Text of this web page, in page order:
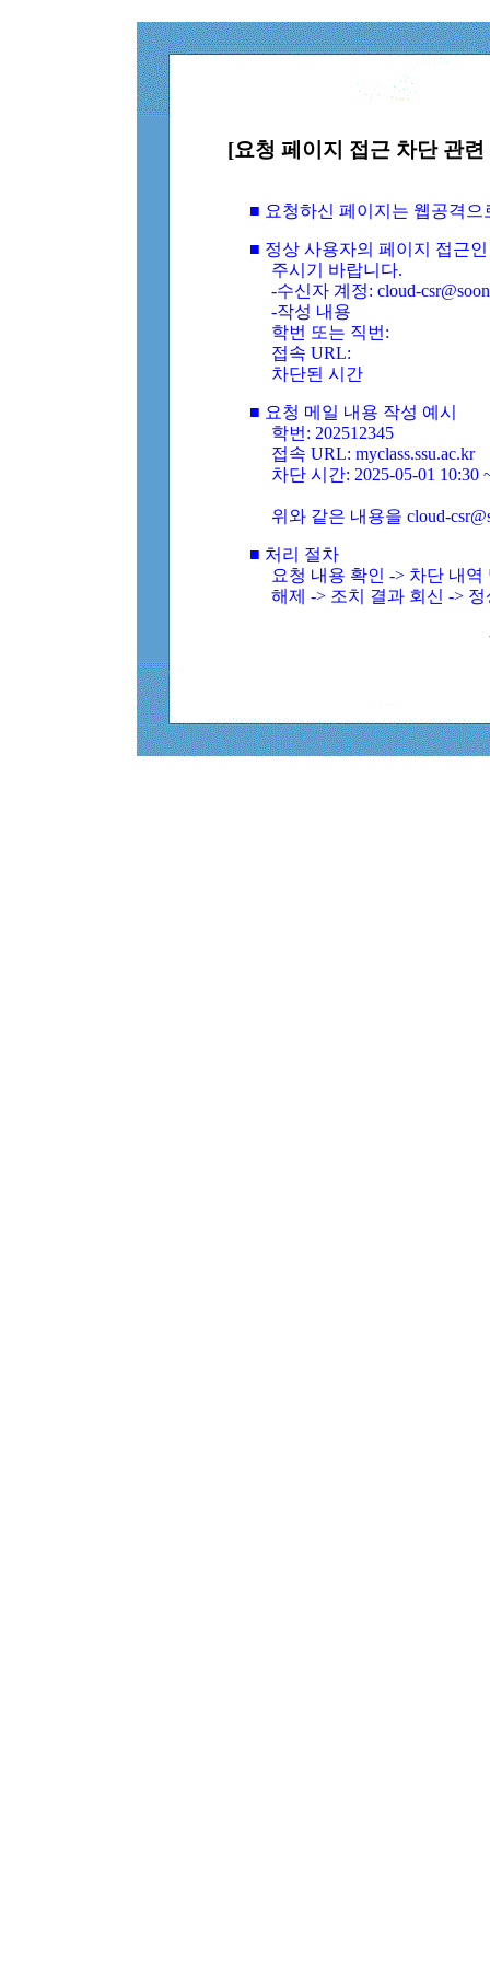
[요청 페이지 접근 차단 관
■ 요청하신 페이지는 웹공격
■ 정상 사용자의 페이지 접근
주시기 바랍니다.
-수신자 계정: cloud-
-작성 내용
학번 또는 직번:
접속 URL:
차단된 시간
■ 요청 메일 내용 작성 예시
학번: 202512345
접속 URL: myclass.ssu.ac.kr
차단 시간: 2025-05-01 10:30
위와 같은 내용을 cloud-
■ 처리 절차
요청 내용 확인 -> 차단 내
해제 -> 조치 결과 회신 ->